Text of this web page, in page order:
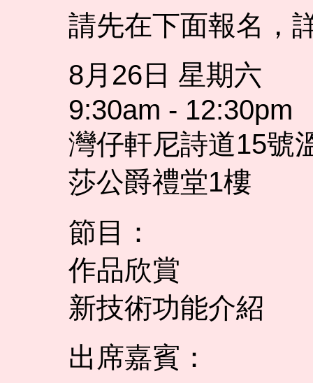
請先在下面報名，
8月26日 星期六
9:30am - 12:30pm
灣仔軒尼詩道15號
莎公爵禮堂1樓
節目：
作品欣賞
新技術功能介紹
出席嘉賓：